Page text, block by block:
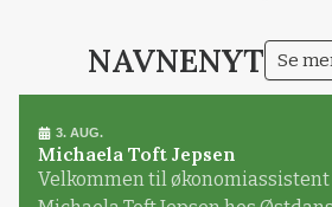
NAVNENYT Se
3. AUG.
Michaela Toft Jepsen
Velkommen til